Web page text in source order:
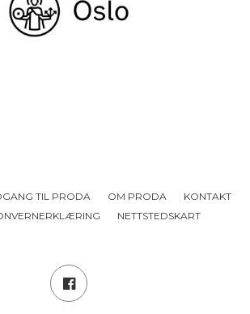
TIL PRODA OM PRODA
KONTAKT
NETTSTEDSKART